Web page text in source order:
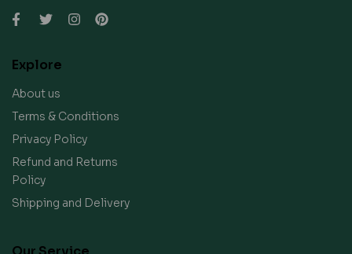
Explore
About us
Terms & Conditions
Privacy Policy
Refund and Returns
Policy
Shipping and Delivery